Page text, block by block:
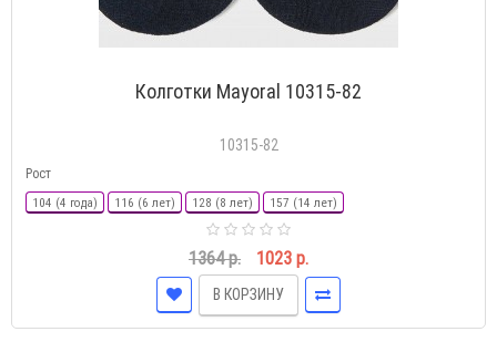
Колготки Mayoral 10315-82
10315-82
Рост
104 (4 года) 116 (6 лет) 128 (8 лет) 157 (14 лет)
1364 р. 1023 р.
В КОРЗИНУ